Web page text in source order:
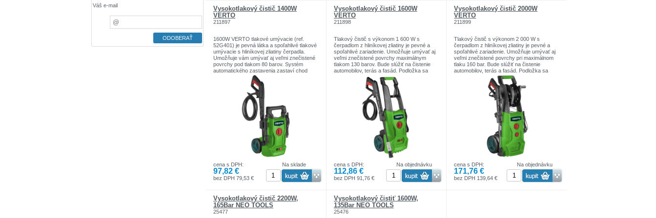
Vysokotlakový čistič 1400W
VERTO
211897
1600W VERTO tlakové umývacie (ref.
52G401) je pevná látka a spoľahlivé tlakové
umývacie s hliníkovej zliatiny čerpadla.
Umožňuje vám umývať aj veľmi znečistené
povrchy pod tlakom 80 barov. Systém
automatického zastavenia zastaví chod
motora v prípade, že dôjde k vode. Medzi
doplnky práčky patria: pištoľová rukoväť s
násadou, tlaková hadica, nádoba na čistiaci
prostriedok. Kolieska a pohodlná rukoväť
umožňujú pohodlný transport práčky. Zhoda
s európskymi bezpečnostnými normami je
zabezpečená certifikátom CE.
Na sklade
cena s DPH:
97,82 €
bez DPH 79,53 €
Vysokotlakový čistič 1600W
VERTO
211898
Tlakový čistič s výkonom 1 600 W s
čerpadlom z hliníkovej zliatiny je pevné a
spoľahlivé zariadenie. Umožňuje umývať aj
veľmi znečistené povrchy maximálnym
tlakom 130 barov. Bude slúžiť na čistenie
automobilov, terás a fasád. Podložka sa
vyznačuje dobrou mechanickou pevnosťou,
ktorá zaisťuje bezporuchovú prevádzku
zariadenia. Systém automatického
zastavenia, synchronizovaný s tlačidlom
spúšte kopije, zastaví činnosť motora v
prípade poruchy prívodu vody. Podložka má
rukoväte na uloženie pištoľovej rukoväti,
dýzy a vysokotlakovej hadice.
Vysokotlaková hadica a napájací kábel sú
Na objednávku
cena s DPH:
112,86 €
bez DPH 91,76 €
Vysokotlakový čistič 2000W
VERTO
211899
Tlakový čistič s výkonom 2 000 W s
čerpadlom z hliníkovej zliatiny je pevné a
spoľahlivé zariadenie. Umožňuje umývať aj
veľmi znečistené povrchy pri maximálnom
tlaku 160 bar. Bude slúžiť na čistenie
automobilov, terás a fasád. Podložka sa
vyznačuje dobrou mechanickou pevnosťou,
ktorá zaisťuje bezporuchovú prevádzku
zariadenia. Systém automatického
zastavenia synchronizovaný s tlačidlom
spúšte kopije zastaví činnosť motora v
prípade poruchy prívodu vody. Podložka má
držiaky na uloženie pištoľovej rukoväte a
násadca, ako aj bubon na uloženie
vysokotlakovej hadice. Vysokotlaková
hadica a napájací kábel sú dlhé 5 metrov.
Charakteristiky:
menovitý výkon 2 000 W
max. tlak privádzanej vody 12 bar
prevádzkový tlak 110 bar
max. tlak 160 bar
5 m vysokotlaková hadica
Na objednávku
cena s DPH:
171,76 €
bez DPH 139,64 €
Vysokotlakový čistič 2200W,
165Bar NEO TOOLS
25477
Vysokotlakový čistiť 1600W,
135Bar NEO TOOLS
25476
Váš e-mail